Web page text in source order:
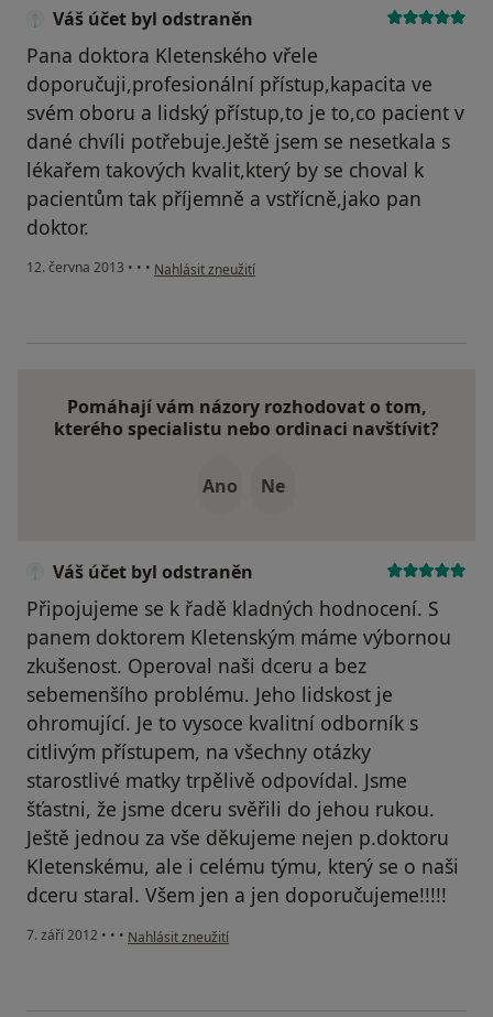
Váš účet byl odstraněn
Pana doktora Kletenského vřele
doporučuji,profesionální přístup,kapacita ve
svém oboru a lidský přístup,to je to,co pacient v
dané chvíli potřebuje.Ještě jsem se nesetkala s
lékařem takových kvalit,který by se choval k
pacientům tak příjemně a vstřícně,jako pan
doktor.
12. června 2013 • • • podle názoru uživatele Váš účet byl odstraněn
Nahlásit zneužití
Pomáhají vám názory rozhodovat o tom,
kterého specialistu nebo ordinaci navštívit?
Ano Ne
Váš účet byl odstraněn
Připojujeme se k řadě kladných hodnocení. S
panem doktorem Kletenským máme výbornou
zkušenost. Operoval naši dceru a bez
sebemenšího problému. Jeho lidskost je
ohromující. Je to vysoce kvalitní odborník s
citlivým přístupem, na všechny otázky
starostlivé matky trpělivě odpovídal. Jsme
šťastni, že jsme dceru svěřili do jehou rukou.
Ještě jednou za vše děkujeme nejen p.doktoru
Kletenskému, ale i celému týmu, který se o naši
dceru staral. Všem jen a jen doporučujeme!!!!!
7. září 2012 • • • podle názoru uživatele Váš účet byl odstraněn
Nahlásit zneužití